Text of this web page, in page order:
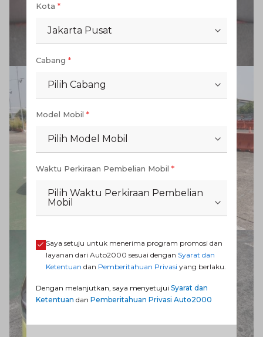
Kota *
Jakarta Pusat
Cabang *
Pilih Cabang
Model Mobil *
Pilih Model Mobil
Waktu Perkiraan Pembelian Mobil *
Pilih Waktu Perkiraan Pembelian
Mobil
Saya setuju untuk menerima program promosi dan
layanan dari Auto2000 sesuai dengan Syarat dan
Ketentuan dan Pemberitahuan Privasi yang berlaku.
Dengan melanjutkan, saya menyetujui Syarat dan
Ketentuan dan Pemberitahuan Privasi Auto2000